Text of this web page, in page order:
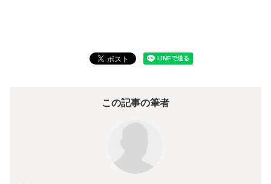
この記事の筆者